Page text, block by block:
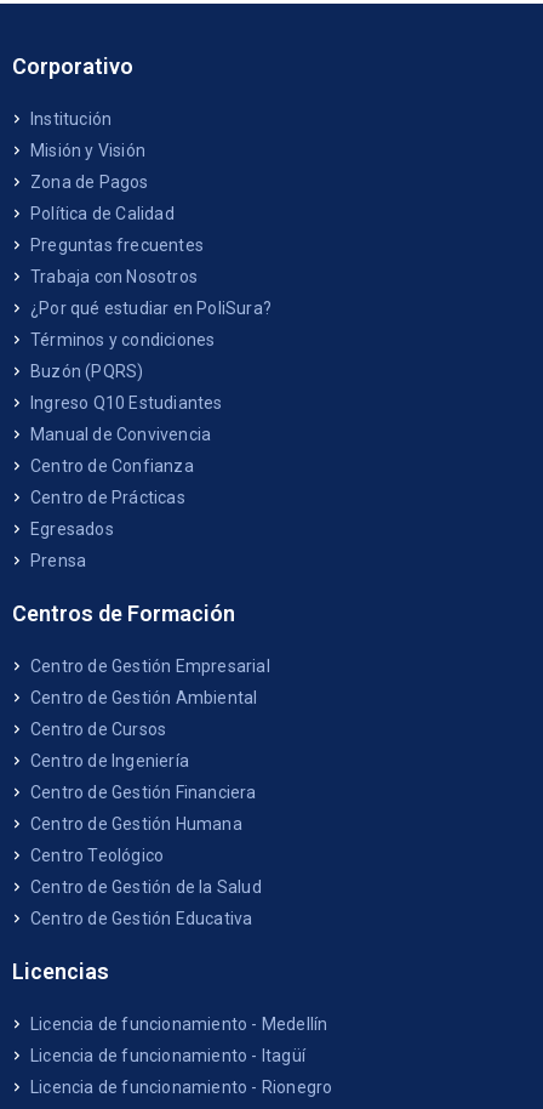
Corporativo
Institución
Misión y Visión
Zona de Pagos
Política de Calidad
Preguntas frecuentes
Trabaja con Nosotros
¿Por qué estudiar en PoliSura?
Términos y condiciones
Buzón (PQRS)
Ingreso Q10 Estudiantes
Manual de Convivencia
Centro de Confianza
Centro de Prácticas
Egresados
Prensa
Centros de Formación
Centro de Gestión Empresarial
Centro de Gestión Ambiental
Centro de Cursos
Centro de Ingeniería
Centro de Gestión Financiera
Centro de Gestión Humana
Centro Teológico
Centro de Gestión de la Salud
Centro de Gestión Educativa
Licencias
Licencia de funcionamiento - Medellín
Licencia de funcionamiento - Itagüí
Licencia de funcionamiento - Rionegro